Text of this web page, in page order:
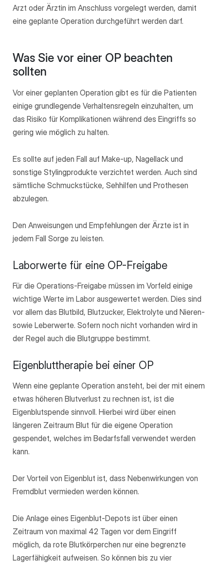
Arzt oder Ärztin im Anschluss vorgelegt werden, damit
eine geplante Operation durchgeführt werden darf.
Was Sie vor einer OP beachten
sollten
Vor einer geplanten Operation gibt es für die Patienten
einige grundlegende Verhaltensregeln einzuhalten, um
das Risiko für Komplikationen während des Eingriffs so
gering wie möglich zu halten.
Es sollte auf jeden Fall auf Make-up, Nagellack und
sonstige Stylingprodukte verzichtet werden. Auch sind
sämtliche Schmuckstücke, Sehhilfen und Prothesen
abzulegen.
Den Anweisungen und Empfehlungen der Ärzte ist in
jedem Fall Sorge zu leisten.
Laborwerte für eine OP-Freigabe
Für die Operations-Freigabe müssen im Vorfeld einige
wichtige Werte im Labor ausgewertet werden. Dies sind
vor allem das Blutbild, Blutzucker, Elektrolyte und Nieren-
sowie Leberwerte. Sofern noch nicht vorhanden wird in
der Regel auch die Blutgruppe bestimmt.
Eigenbluttherapie bei einer OP
Wenn eine geplante Operation ansteht, bei der mit einem
etwas höheren Blutverlust zu rechnen ist, ist die
Eigenblutspende sinnvoll. Hierbei wird über einen
längeren Zeitraum Blut für die eigene Operation
gespendet, welches im Bedarfsfall verwendet werden
kann.
Der Vorteil von Eigenblut ist, dass Nebenwirkungen von
Fremdblut vermieden werden können.
Die Anlage eines Eigenblut-Depots ist über einen
Zeitraum von maximal 42 Tagen vor dem Eingriff
möglich, da rote Blutkörperchen nur eine begrenzte
Lagerfähigkeit aufweisen. So können bis zu vier